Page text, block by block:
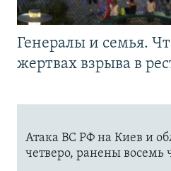
Генералы и семья.
жертвах взрыва в